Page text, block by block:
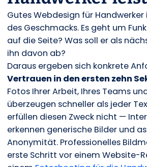
Gutes Webdesign für Handwerker
des Geschmacks. Es geht um
auf die Seite? Was soll er als
ihn davon ab?
Daraus ergeben sich konkrete
Vertrauen in den ersten zehn
Fotos Ihrer Arbeit, Ihres Teams
überzeugen schneller als jeder
erfüllen diesen Zweck nicht —
erkennen generische Bilder und
Anonymität. Professionelles
erste Schritt vor einem Website-